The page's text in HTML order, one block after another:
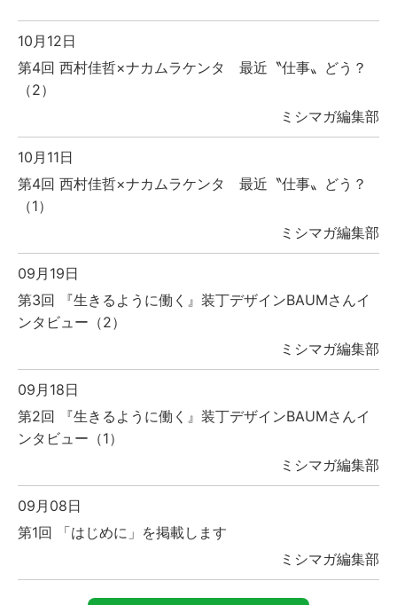
10月12日
第4回 西村佳哲×ナカムラケンタ 最近〝仕事〟どう？
（2）
ミシマガ編集部
10月11日
第4回 西村佳哲×ナカムラケンタ 最近〝仕事〟どう？
（1）
ミシマガ編集部
09月19日
第3回 『生きるように働く』装丁デザインBAUMさんイ
ンタビュー（2）
ミシマガ編集部
09月18日
第2回 『生きるように働く』装丁デザインBAUMさんイ
ンタビュー（1）
ミシマガ編集部
09月08日
第1回 「はじめに」を掲載します
ミシマガ編集部